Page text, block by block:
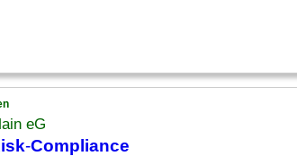
eG
-Compliance